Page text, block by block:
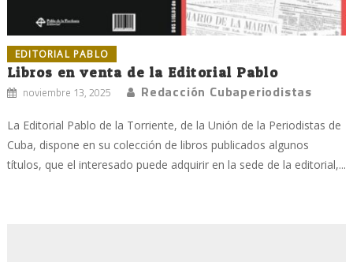
EDITORIAL PABLO
Libros en venta de la Editorial Pablo
noviembre 13, 2025 Redacción Cubaperiodistas
La Editorial Pablo de la Torriente, de la Unión de la Periodistas de
Cuba, dispone en su colección de libros publicados algunos
títulos, que el interesado puede adquirir en la sede de la editorial,...